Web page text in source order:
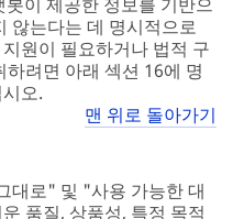
않는다는 데 명시적으로
원이 필요하거나 법적 구
려면 아래 섹션 16에 명
오.
맨 위로 돌아가기
대로" 및 "사용 가능한 대
품질, 상품성, 특정 목적